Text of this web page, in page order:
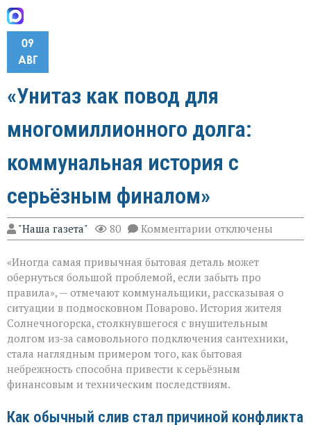
09
АВГ
«Унитаз как повод для
многомиллионного долга:
коммунальная история с
серьёзным финалом»
"Наша газета" 80 Комментарии к
записи
как
повод
долга:
коммунальная
история
с
серьёзным
финалом»
отключены
«Иногда самая привычная бытовая деталь может
обернуться большой проблемой, если забыть про
правила», — отмечают коммунальщики, рассказывая о
ситуации в подмосковном Поварово. История жителя
Солнечногорска, столкнувшегося с внушительным
долгом из‑за самовольного подключения сантехники,
стала наглядным примером того, как бытовая
небрежность способна привести к серьёзным
финансовым и техническим последствиям.
Как обычный слив стал причиной конфликта